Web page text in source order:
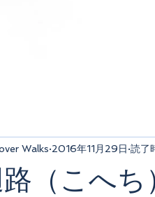
（こへち
Walks 2016年11月29日 読了